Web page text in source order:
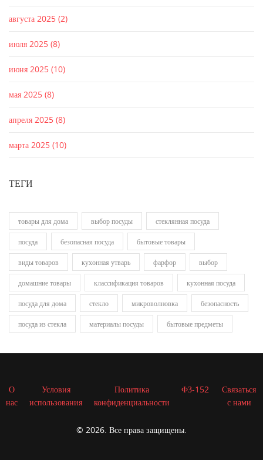
августа 2025 (2)
июля 2025 (8)
июня 2025 (10)
мая 2025 (8)
апреля 2025 (8)
марта 2025 (10)
ТЕГИ
товары для дома выбор посуды стеклянная посуда
посуда безопасная посуда бытовые товары
виды товаров кухонная утварь фарфор выбор
домашние товары классификация товаров кухонная посуда
посуда для дома стекло микроволновка безопасность
посуда из стекла материалы посуды бытовые предметы
О
нас
Условия
использования
Политика
конфиденциальности
ФЗ-152
Связаться
с нами
© 2026. Все права защищены.